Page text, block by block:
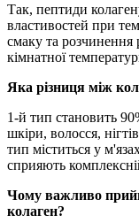
Так, пептиди
властивостей при
смаку та розчинення
кімнатної
Яка різниця між
1-й тип становить
шкіри, волосся,
тип міститься у
сприяють
Чому важливо
колаген?